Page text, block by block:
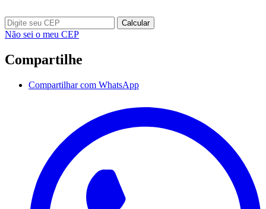
Calcular
Não sei o meu CEP
Compartilhe
Compartilhar com WhatsApp